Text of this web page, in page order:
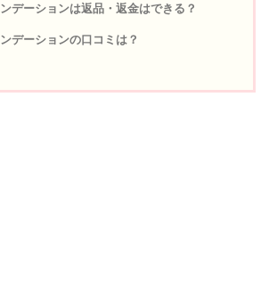
デーションは返品・返金はできる？
デーションの口コミは？